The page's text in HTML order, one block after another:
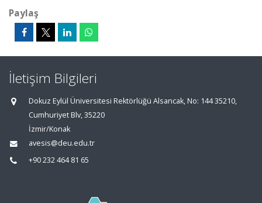
Paylaş
İletişim Bilgileri
Dokuz Eylül Üniversitesi Rektörlüğü Alsancak, No: 144 35210,
Cumhuriyet Blv, 35220
İzmir/Konak
avesis@deu.edu.tr
+90 232 464 81 65